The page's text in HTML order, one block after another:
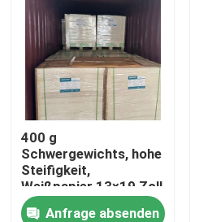
Produkte
Über uns
Fabrik Tour
Qualitätskontrolle
400 g
Schwergewichts, hohe
Steifigkeit,
Weißpapier 13×19 Zoll
für Geschenkboxen
Anfrage absenden